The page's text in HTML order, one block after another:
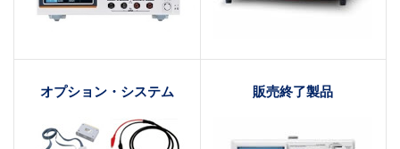
オプション・システム 販売終了製品